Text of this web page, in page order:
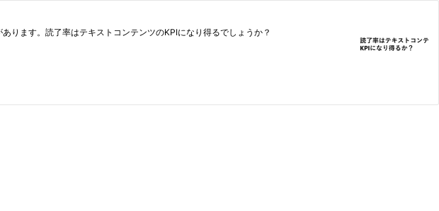
ります。読了率はテキストコンテンツのKPIになり得るでしょうか？